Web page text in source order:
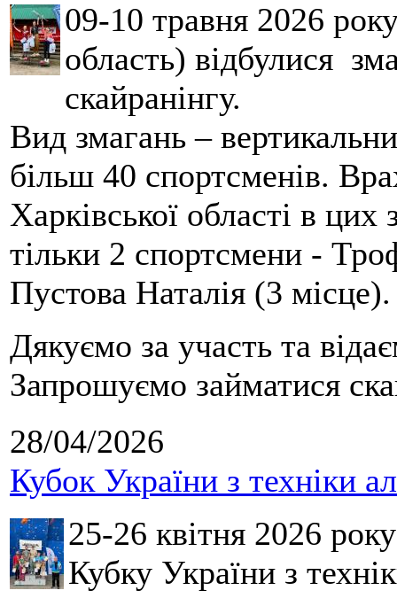
09-10 травня 2026
область) відбулися
скайранінгу.
Вид змагань –
більш 40 спортсменів.
Харківської області в
тільки 2 спортсмени -
Пустова Наталія (3 місце).
Дякуємо за участь та
Запрошуємо займатися
28/04/2026
Кубок України з техніки
25-26 квітня 2026
Кубку України з